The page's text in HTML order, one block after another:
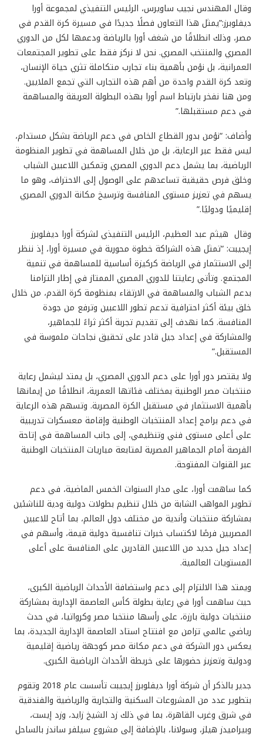
وقال المهندس نجيب ساويرس، الرئيس التنفيذي لمجموعة أورا
ديفلوبرز:”يمثل هذا التعاون فصلًا جديدًا في مسيرة كرة القدم في
مصر، وذلك انطلاقًا من شغف أورا بالرياضة ودعمها لكل من الدوري
المصري والمنتخب المصري. نحن لا نركز فقط على تطوير المجتمعات
العمرانية، بل نؤمن بأهمية بناء تجارب متكاملة تثري حياة الإنسان،
وتعد كرة القدم واحدة من أهم هذه التجارب التي تجمع الملايين.
ومن هنا نفخر بارتباط اسم أورا بهذه البطولة العريقة والمساهمة
في دعم مستقبلها.”
وأضاف: “نؤمن بدور القطاع الخاص في دعم الرياضة بشكل مستدام،
ليس فقط عبر الرعاية، بل من خلال المساهمة في تطوير المنظومة
الرياضية، بما يشمل دعم الدوري المصري وتمكين اللاعبين الشباب
وخلق فرص حقيقية تساعدهم على الوصول إلى الاحتراف، وهو ما
يسهم في تعزيز مستوى المنافسة وترسيخ مكانة الدوري المصري
إقليميًا ودوليًا.”
وقال هيثم عبد العظيم، الرئيس التنفيذي لشركة أورا ديفلوبرز
إيجيبت: “تمثل هذه الشراكة خطوة محورية في مسيرة أورا، إذ ننظر
إلى الاستثمار في الرياضة كركيزة أساسية للمساهمة في تنمية
المجتمع. وتأتي رعايتنا للدوري المصري الممتاز في إطار التزامنا
بدعم الشباب والمساهمة في الارتقاء بمنظومة كرة القدم، من خلال
خلق بيئة أكثر احترافية تدعم تطور اللاعبين وترفع من جودة
المنافسة. كما نهدف إلى تقديم تجربة أكثر ثراءً للجماهير،
والمشاركة في إعداد جيل قادر على تحقيق نجاحات ملموسة في
المستقبل.”
ولا يقتصر دور أورا على دعم الدوري المصري، بل يمتد ليشمل رعاية
منتخبات مصر الوطنية بمختلف فئاتها العمرية، انطلاقًا من إيمانها
بأهمية الاستثمار في مستقبل الكرة المصرية. وتسهم هذه الرعاية
في دعم برامج إعداد المنتخبات الوطنية وإقامة معسكرات تدريبية
على أعلى مستوى فني وتنظيمي، إلى جانب المساهمة في إتاحة
الفرصة أمام الجماهير المصرية لمتابعة مباريات المنتخبات الوطنية
عبر القنوات المفتوحة.
كما ساهمت أورا، على مدار السنوات الخمس الماضية، في دعم
تطوير المواهب الشابة من خلال تنظيم بطولات دولية ودية للناشئين
بمشاركة منتخبات وأندية من مختلف دول العالم، بما أتاح للاعبين
المصريين فرصًا لاكتساب خبرات تنافسية دولية قيمة، وأسهم في
إعداد جيل جديد من اللاعبين القادرين على المنافسة على أعلى
المستويات العالمية.
ويمتد هذا الالتزام إلى دعم واستضافة الأحداث الرياضية الكبرى،
حيث ساهمت أورا في رعاية بطولة كأس العاصمة الإدارية بمشاركة
منتخبات دولية بارزة، على رأسها منتخبا مصر وكرواتيا، في حدث
رياضي عالمي تزامن مع افتتاح استاد العاصمة الإدارية الجديدة، بما
يعكس دور الشركة في دعم مكانة مصر كوجهة رياضية إقليمية
ودولية وتعزيز حضورها على خريطة الأحداث الرياضية الكبرى.
جدير بالذكر أن شركة أورا ديفلوبرز إيجيبت تأسست عام 2018 وتقوم
بتطوير عدد من المشروعات السكنية والتجارية والرياضية والفندقية
في شرق وغرب القاهرة، بما في ذلك زد الشيخ زايد، وزد إيست،
وبيراميدز هيلز، وسولانا، بالإضافة إلى مشروع سيلفر ساندز بالساحل